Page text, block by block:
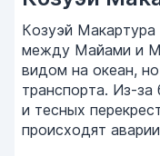
Козуэй
между Майами и
видом на океан,
транспорта. Из-за
и тесных
происходят